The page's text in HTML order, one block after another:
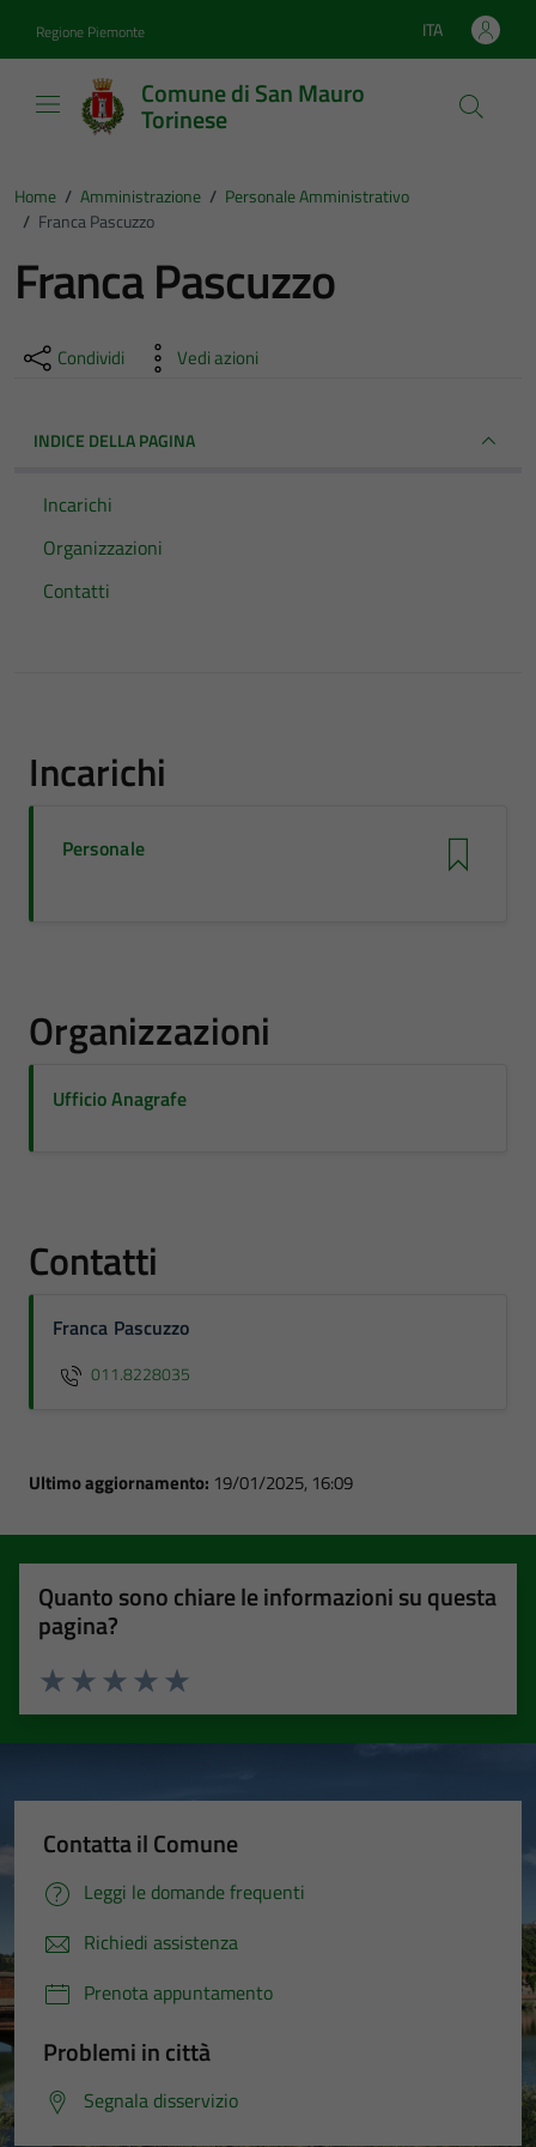
Regione Piemonte Lingua attiva:
ITA
Comune di San Mauro
Torinese
Home / Amministrazione / Personale Amministrativo
/ Franca Pascuzzo
Franca Pascuzzo
Condividi Vedi azioni
INDICE DELLA PAGINA
Incarichi
Organizzazioni
Contatti
Incarichi
Personale
Organizzazioni
Ufficio Anagrafe
Contatti
Franca Pascuzzo
011.8228035
Ultimo aggiornamento: 19/01/2025, 16:09
Quanto sono chiare le informazioni su questa
pagina?
Valuta 5 stelle su 5
Valuta 4 stelle su 5
Valuta 3 stelle su 5
Valuta 2 stelle su 5
Valuta 1 stelle su 5
Contatta il Comune
Leggi le domande frequenti
Richiedi assistenza
Prenota appuntamento
Problemi in città
Segnala disservizio